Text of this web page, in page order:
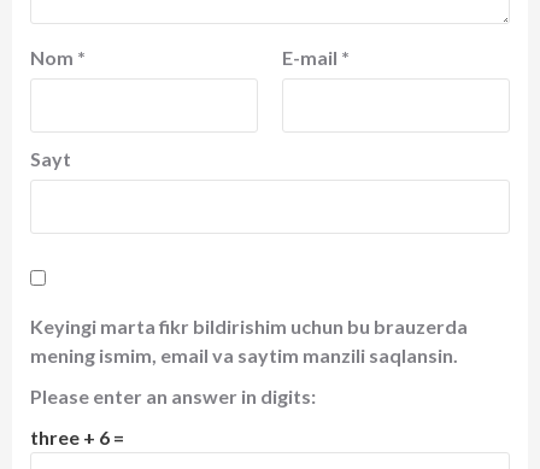
Nom * E-mail *
Sayt
Keyingi marta fikr bildirishim uchun bu brauzerda
mening ismim, email va saytim manzili saqlansin.
Please enter an answer in digits:
three + 6 =